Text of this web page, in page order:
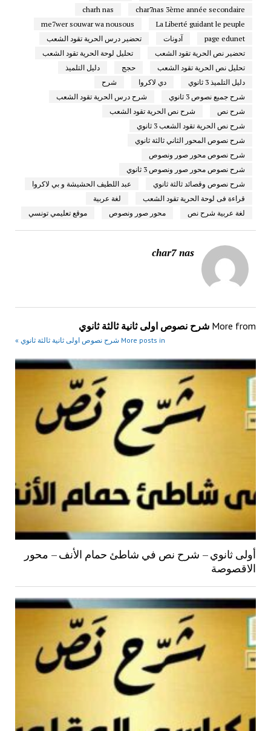
char7nas 3ème année secondaire
charh nas
La Liberté guidant le peuple
me7wer souwar wa nousous
page edunet
آدونات
تحضير درس الحرية تقود الشعب
تحضير نص الحرية تقود الشعب
تحليل لوحة الحرية تقود الشعب
تحليل نص الحرية تقود الشعب
حجج
دليل التلميذ
دليل التلميذ 3 ثانوي
دي لاكروا
شرح
شرح جميع نصوص 3 ثانوي
شرح درس الحرية تقود الشعب
شرح نص
شرح نص الحرية تقود الشعب
شرح نص الحرية تقود الشعب 3 ثانوي
شرح نصوص المحور الثاني ثالثة ثانوي
شرح نصوص محور صور ونصوص
شرح نصوص محور صور ونصوص 3 ثانوي
شرح نصوص وقصائد ثالثة ثانوي
عبد اللطيف الحشيشة و بي لاكروا
قراءة فى لوحة الحرية تقود الشعب
لغة عربية
لغة عربية شرح نص
محور صور ونصوص موقع تعليمي تونسي
char7 nas
More from شرح نصوص اولى ثانية ثالثة ثانوي
More posts in شرح نصوص اولى ثانية ثالثة ثانوي »
أولى ثانوي – شرح نص في شاطئ حمام الأنف – محور
الاقصوصة